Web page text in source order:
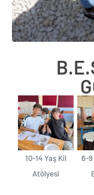
10-14 Yaş Kil
Atölyesi
6-9